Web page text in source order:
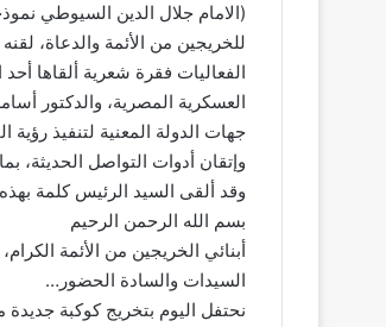
(الامام جلال الدين السيوطي
للخريجين من الأئمة والدعاة،
الفعاليات فقرة شعرية ألقاها
العسكرية المصرية، والدكتور
جهات الدولة المعنية لتنفيذ
وإتقان أدوات التواصل
وقد ألقى السيد الرئيس كلمة
بسم الله الرحمن الرحيم
أبنائي الخريجين من الأئمة الكرام،
السيدات والسادة الحضور…
نحتفل اليوم بتخريج كوكبة